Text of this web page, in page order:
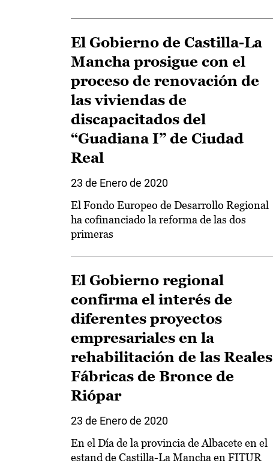
El Gobierno de Castilla-La
Mancha prosigue con el
proceso de renovación de
las viviendas de
discapacitados del
“Guadiana I” de Ciudad
Real
23 de Enero de 2020
El Fondo Europeo de Desarrollo Regional
ha cofinanciado la reforma de las dos
primeras
El Gobierno regional
confirma el interés de
diferentes proyectos
empresariales en la
rehabilitación de las Reales
Fábricas de Bronce de
Riópar
23 de Enero de 2020
En el Día de la provincia de Albacete en el
estand de Castilla-La Mancha en FITUR